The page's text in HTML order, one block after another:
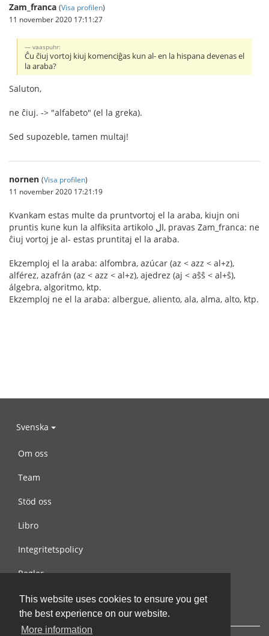
This website uses cookies to ensure you get
the best experience on our website.
More information
Zam_franca (Visa profilen)
11 november 2020 17:11:27
vaaspuhr:
Ĉu ĉiuj vortoj kiuj komenciĝas kun al- en la hispana devenas el
la araba?
Saluton,
ne ĉiuj. -> "alfabeto" (el la greka).
Sed supozeble, tamen multaj!
nornen (Visa profilen)
11 november 2020 17:21:19
Kvankam estas multe da pruntvortoj el la araba, kiujn oni
pruntis kune kun la alfiksita artikolo ال, pravas Zam_franca: ne
ĉiuj vortoj je al- estas pruntitaj el la araba.
Ekzemploj el la araba: alfombra, azúcar (az < azz < al+z),
alférez, azafrán (az < azz < al+z), ajedrez (aj < aŝŝ < al+ŝ),
álgebra, algoritmo, ktp.
Ekzemploj ne el la araba: albergue, aliento, ala, alma, alto, ktp.
Svenska
Om oss
Team
Stöd oss
Libro
Integritetspolicy
Regler
Kontakta oss